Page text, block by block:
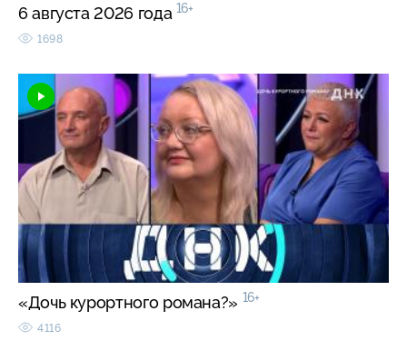
6 августа 2026 года 16+
1698
«Дочь курортного романа?» 16+
4116